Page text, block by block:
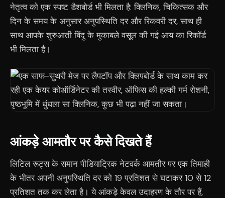
नेतृत्व को एक स्पष्ट डैशबोर्ड भी मिलता है: क्लिनिक, चिकित्सक और
दिन के समय के अनुसार अनुपस्थिति दर और रिकवरी दर, साथ ही
साथ आपके शुरुआती बिंदु के मुकाबले वसूल की गई आय का रिकॉर्ड
भी मिलता है।
आंकड़े आमतौर पर कैसे दिखते हैं
लिटिल रूट्स के समान पीडियाट्रिक नेटवर्क आमतौर पर एक तिमाही
के भीतर अपनी अनुपस्थिति दर को 19 प्रतिशत से घटाकर 10 से 12
प्रतिशत तक कर लेता है। ये आंकड़े केवल उदाहरण के तौर पर हैं,